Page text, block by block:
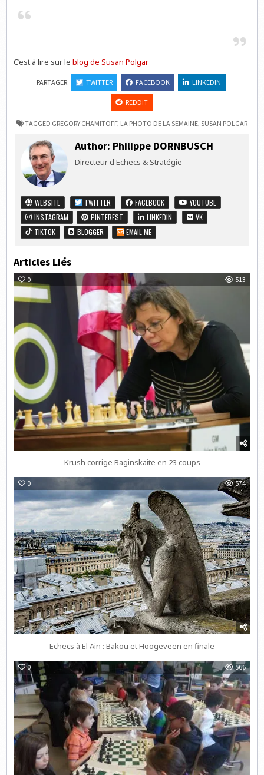
C’est à lire sur leblog de Susan Polgar
PARTAGER: TWITTER FACEBOOK LINKEDIN
REDDIT
TAGGED GREGORY CHAMITOFF, LA PHOTO DE LA SEMAINE, SUSAN POLGAR
Author: Philippe DORNBUSCH
Directeur d'Echecs & Stratégie
WEBSITE TWITTER FACEBOOK
YOUTUBE
INSTAGRAM
PINTEREST LINKEDIN
VK
TIKTOK
BLOGGER EMAIL ME
Articles Liés
0 513
Krush corrige Baginskaite en 23 coups
0 574
Echecs à El Ain : Bakou et Hoogeveen en finale
0 566